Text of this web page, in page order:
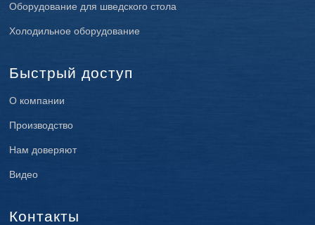
Оборудование для шведского стола
Холодильное оборудование
Быстрый доступ
О компании
Производство
Нам доверяют
Видео
Контакты